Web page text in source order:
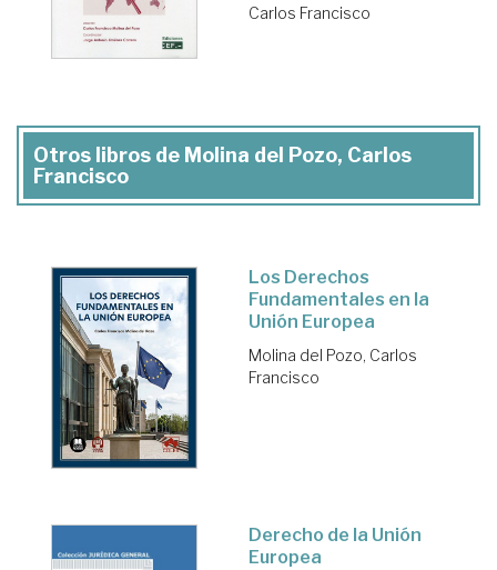
Carlos Francisco
Otros libros de Molina del Pozo, Carlos
Francisco
Los Derechos
Fundamentales en la
Unión Europea
Molina del Pozo, Carlos
Francisco
Derecho de la Unión
Europea